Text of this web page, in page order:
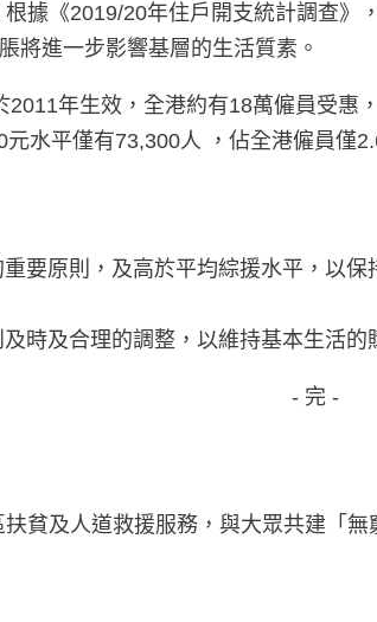
據《2019/20年住戶開支統計調查
將進一步影響基層的生活質素。
年生效，全港約有18萬僱員受
水平僅有73,300人 ，佔全港僱員
原則，及高於平均綜援水平，以
時及合理的調整，以維持基本生活的
- 完 -
貧及人道救援服務，與大眾共建「無